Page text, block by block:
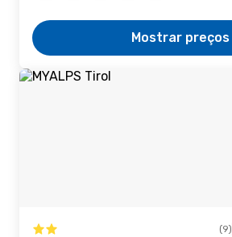
Mostrar preços
(9)